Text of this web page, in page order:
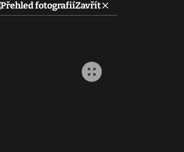
Přehled fotografiíZavřít